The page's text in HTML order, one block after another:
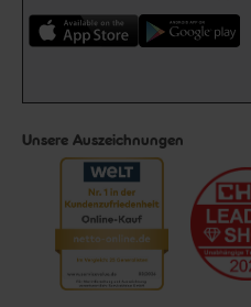
Unsere Auszeichnungen